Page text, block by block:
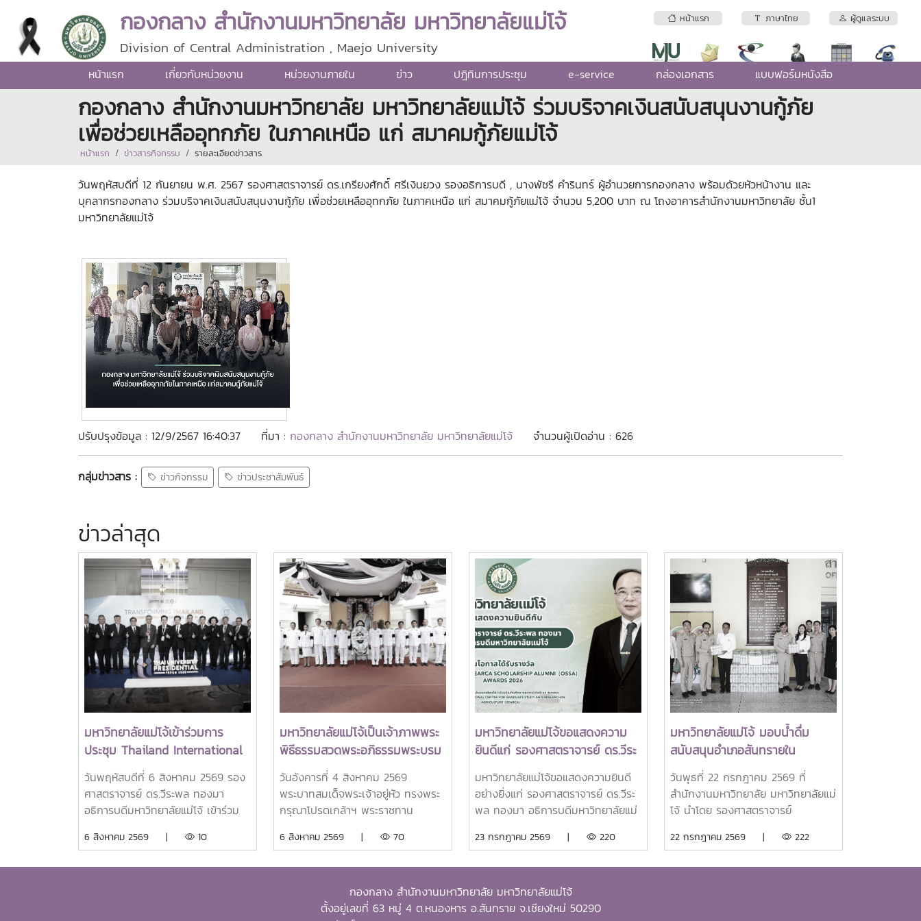
หน้าแรก ภาษาไทย ผู้ดูแลระบบ
กองกลาง สำนักงานมหาวิทยาลัย มหาวิทยาลัยแม่โจ้
Division of Central Administration , Maejo University
หน้าแรก เกี่ยวกับหน่วยงาน หน่วยงานภายใน ข่าว ปฎิทินการประชุม e-service กล่องเอกสาร แบบฟอร์มหนังสือ
กองกลาง สำนักงานมหาวิทยาลัย มหาวิทยาลัยแม่โจ้ ร่วมบริจาคเงินสนับสนุนงานกู้ภัย
เพื่อช่วยเหลืออุทกภัย ในภาคเหนือ แก่ สมาคมกู้ภัยแม่โจ้
หน้าแรก ข่าวสารกิจกรรม รายละเอียดข่าวสาร
วันพฤหัสบดีที่ 12 กันยายน พ.ศ. 2567 รองศาสตราจารย์ ดร.เกรียงศักดิ์ ศรีเงินยวง รองอธิการบดี , นางพัชรี คำรินทร์ ผู้อำนวยการกองกลาง พร้อมดัวยหัวหน้างาน และ
บุคลากรกองกลาง ร่วมบริจาคเงินสนับสนุนงานกู้ภัย เพื่อช่วยเหลืออุทกภัย ในภาคเหนือ แก่ สมาคมกู้ภัยแม่โจ้ จำนวน 5,200 บาท ณ โถงอาคารสำนักงานมหาวิทยาลัย ชั้น1
มหาวิทยาลัยแม่โจ้
ปรับปรุงข้อมูล : 12/9/2567 16:40:37 ที่มา : กองกลาง สำนักงานมหาวิทยาลัย มหาวิทยาลัยแม่โจ้ จำนวนผู้เปิดอ่าน : 626
กลุ่มข่าวสาร : ข่าวกิจกรรม ข่าวประชาสัมพันธ์
ข่าวล่าสุด
มหาวิทยาลัยแม่โจ้เข้าร่วมการ
ประชุม Thailand International
Conference on Education
Research (ThaiCER) 2026
วันพฤหัสบดีที่ 6 สิงหาคม 2569 รอง
ศาสตราจารย์ ดร.วีระพล ทองมา
อธิการบดีมหาวิทยาลัยแม่โจ้ เข้าร่วม
University Presidents Forum
6 สิงหาคม 2569 | 10
มหาวิทยาลัยแม่โจ้เป็นเจ้าภาพพระ
พิธีธรรมสวดพระอภิธรรมพระบรม
ศพสมเด็จพระนางเจ้าสิริกิติ์
พระบรมราชินีนาถ พระบรมราช
ชนนีพันปีหลวง พร้อมเข้ากราบ
ถวายบังคมพระศพ สมเด็จพระเจ้า
ลูกเธอ เจ้าฟ้าพัชรกิติยาภา นเรนทิ
วันอังคารที่ 4 สิงหาคม 2569
พระบาทสมเด็จพระเจ้าอยู่หัว ทรงพระ
กรุณาโปรดเกล้าฯ พระราชทาน
ศาสตราจารย์ ดร.วีระพล ทองมา
สมาคมศิษย์เก่า และบุคลากร รวม
จำนวน 25 คน เป็นเจ้าภาพพระ
6 สิงหาคม 2569 | 70
มหาวิทยาลัยแม่โจ้ขอแสดงความ
ยินดีแก่ รองศาสตราจารย์ ดร.วีระ
พล ทองมา อธิการบดีมหาวิทยาลัย
แม่โจ้ ในโอกาสได้รับรางวัล
Outstanding SEARCA
Awards 2026
มหาวิทยาลัยแม่โจ้ขอแสดงความยินดี
อย่างยิ่งแก่ รองศาสตราจารย์ ดร.วีระ
พล ทองมา อธิการบดีมหาวิทยาลัยแม่
ได้รับรางวัล Outstanding SEARCA
ตะวันออกเฉียงใต้ว่าด้วยบัณฑิตศึกษา
และการวิจัยด้านการเกษตร หรือ
23 กรกฎาคม 2569 | 220
มหาวิทยาลัยแม่โจ้ มอบน้ำดื่ม
สนับสนุนอำเภอสันทรายใน
กิจกรรม "จิตอาสาพัฒนาภูมิทัศน์"
และกิจกรรมต่างๆของอำเภอ
สันทราย
วันพุธที่ 22 กรกฎาคม 2569 ที่
สำนักงานมหาวิทยาลัย มหาวิทยาลัยแม่
โจ้ นำโดย รองศาสตราจารย์
อธิการบดี พร้อมด้วยคณะผู้บริหาร
22 กรกฎาคม 2569 | 222
กองกลาง สำนักงานมหาวิทยาลัย มหาวิทยาลัยแม่โจ้
ตั้งอยู่เลขที่ 63 หมู่ 4 ต.หนองหาร อ.สันทราย จ.เชียงใหม่ 50290